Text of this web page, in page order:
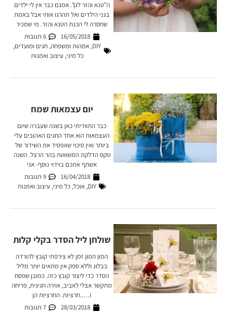
ה”טנא והזר לגן”. אמנם כבר אין לי ילדים
בגני הילדים ואל תהרגו אותי אבל באמת
שחסרה לי הכנת הטנא והזר. מי שמכיר
16/05/2018
6 תגובות
DIY
, אמהות ומשפחה, חגים ומועדים,
כל מיני,עיצוב ואמנות
יום עצמאות שמח
כבר התוודיתי כאן בשנה שעברה שיום
העצמאות הוא אחד החגים האהובים עלי
ביותר ואין סיכוי שאפסיד את השידור של
טקס הדלקת המשואות בהר הרצל. השנה
אשתף אתכם בוידוי נוסף- אני
16/04/2018
9 תגובות
DIY
, אוכל, כל מיני, עיצוב ואמנות
שולחן ליל הסדר בקלי קלות
המון המון זמן לא צירפתי קובץ להורדה
בבלוג וללא ספק אין מתאים יותר מליל
הסדר כדי ליצור קובץ כזה. כמובן שפסח
מתקשר אצלי לאביב, אוירה חגיגית, פריחה
ו…..חרציות. החרציות הן
28/03/2018
7 תגובות